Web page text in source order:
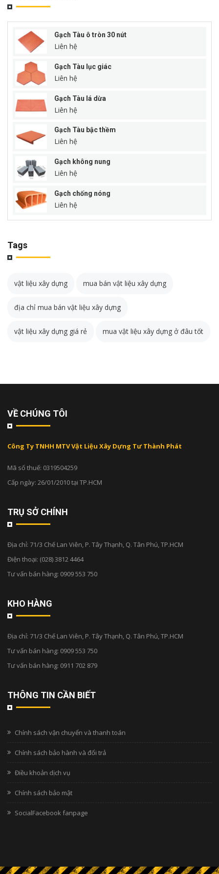
Gạch Tàu ô tròn 30 nút
Liên hệ
Gạch Tàu lục giác
Liên hệ
Gạch Tàu lá dừa
Liên hệ
Gạch Tàu bậc thềm
Liên hệ
Gạch không nung
Liên hệ
Gạch chống nóng
Liên hệ
Tags
vật liệu xây dựng mua bán vật liệu xây dựng
địa chỉ mua bán vật liệu xây dựng
vật liệu xây dựng giá rẻ mua vật liệu xây dựng ở đâu tốt
VỀ CHÚNG TÔI
Công Ty TNHH MTV Vật Liệu Xây Dựng Tư Thành Phát
Mã số thuế: 0319504259
Cấp ngày: 26/01/2010 tại TP.HCM
TRỤ SỞ CHÍNH
Địa chỉ: 71/3 Chế Lan Viên, P. Tây Thạnh, Q. Tân Phú, TP.HCM
Điện thoại: (028) 3812 4464
Tư vấn bán hàng: 0909 553 750
KHO HÀNG
Địa chỉ: 71/3 Chế Lan Viên, P. Tây Thạnh, Q. Tân Phú, TP.HCM
Tư vấn bán hàng: 0909 553 750
Tư vấn bán hàng: 0911 702 879
THÔNG TIN CẦN BIẾT
Chính sách vận chuyển và thanh toán
Chính sách bảo hành và đổi trả
Điều khoản dịch vụ
Chính sách bảo mật
SocialFacebook fanpage